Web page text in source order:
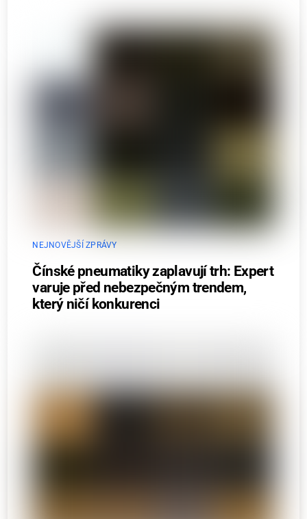
NEJNOVĚJŠÍ ZPRÁVY
Čínské pneumatiky zaplavují trh: Expert
varuje před nebezpečným trendem,
který ničí konkurenci